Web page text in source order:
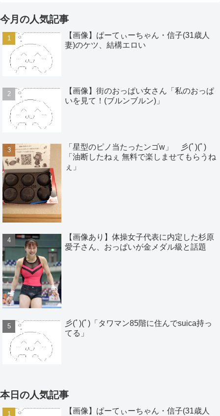
今月の人気記事
【画像】ぱーてぃーちゃん・信子(31歳人
妻)のケツ、結構エロい
【画像】街のおっぱい女さん「私のおっぱ
いを見て！(ブルンブルン)」
「星型のピノ当たったンゴw」 彡(ﾟ)(ﾟ)
「油断したねぇ 無料で楽しませてもらうね
ぇ」
【画像あり】体操女子代表に内定した杉原
愛子さん、おっぱいが金メダル級と話題
彡(ﾟ)(ﾟ)「タワマン85階に住んでsuica持っ
てる」
本日の人気記事
【画像】ぱーてぃーちゃん・信子(31歳人